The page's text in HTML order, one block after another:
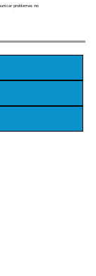
problemas no